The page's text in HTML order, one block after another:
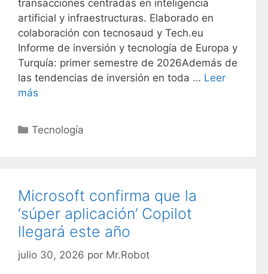
transacciones centradas en inteligencia
artificial y infraestructuras. Elaborado en
colaboración con tecnosaud y Tech.eu
Informe de inversión y tecnología de Europa y
Turquía: primer semestre de 2026Además de
las tendencias de inversión en toda … Leer
más
C
g
o
r
í
s
Tecnología
Microsoft confirma que la
‘súper aplicación’ Copilot
llegará este año
julio 30, 2026 por Mr.Robot